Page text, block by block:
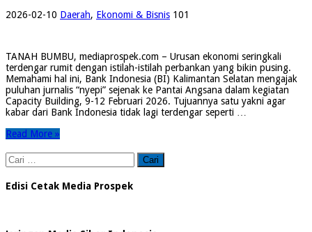
2026-02-10 Daerah, Ekonomi & Bisnis 101
TANAH BUMBU, mediaprospek.com – Urusan ekonomi seringkali
terdengar rumit dengan istilah-istilah perbankan yang bikin pusing.
Memahami hal ini, Bank Indonesia (BI) Kalimantan Selatan mengajak
puluhan jurnalis “nyepi” sejenak ke Pantai Angsana dalam kegiatan
Capacity Building, 9-12 Februari 2026. Tujuannya satu yakni agar
kabar dari Bank Indonesia tidak lagi terdengar seperti …
Read More »
Cari
untuk:
Edisi Cetak Media Prospek